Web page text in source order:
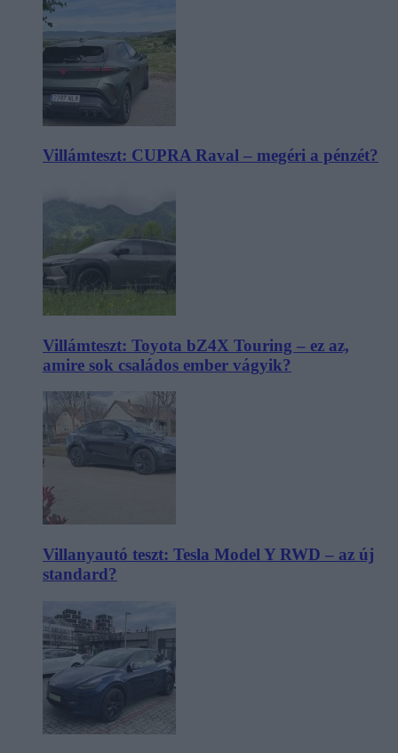
Villámteszt: CUPRA Raval – megéri a pénzét?
Villámteszt: Toyota bZ4X Touring – ez az,
amire sok családos ember vágyik?
Villanyautó teszt: Tesla Model Y RWD – az új
standard?